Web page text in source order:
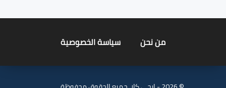
من نحن سياسة الخصوصية